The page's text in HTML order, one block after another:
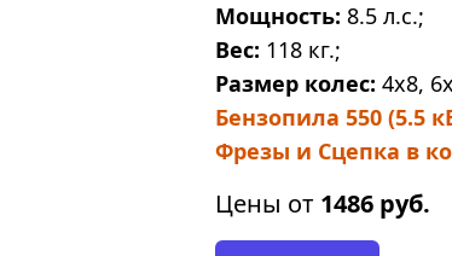
Мощность: 8.5 л.с.;
Вес: 118 кг.;
Размер колес: 4х8,
Бензопила 550 (5.5
Фрезы и Сцепка в
Цены от 1486 руб.